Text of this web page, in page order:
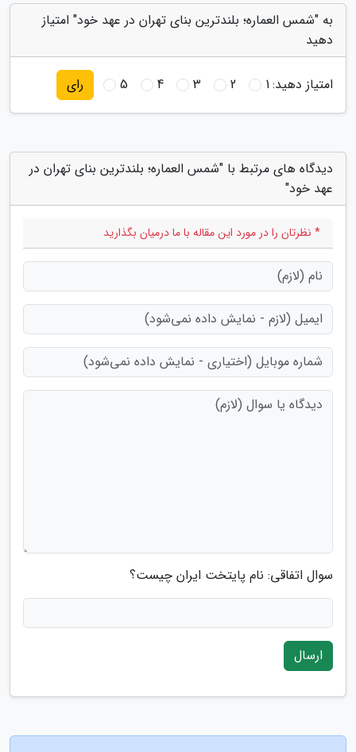
به "شمس العماره؛ بلندترین بنای تهران در عهد خود" امتیاز
دهید
امتیاز دهید:1
2
3
4
5 رای
دیدگاه های مرتبط با "شمس العماره؛ بلندترین بنای تهران در
عهد خود"
* نظرتان را در مورد این مقاله با ما درمیان بگذارید
سوال اتفاقی: نام پایتخت ایران چیست؟
ارسال